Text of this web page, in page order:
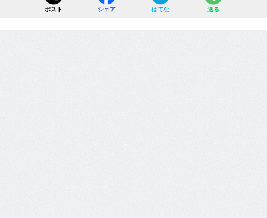
ポスト シェア はてな 送る